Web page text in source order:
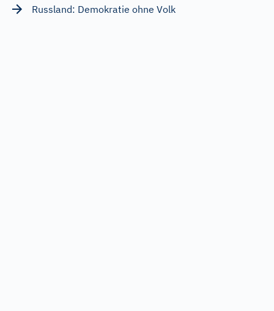
Russland: Demokratie ohne Volk